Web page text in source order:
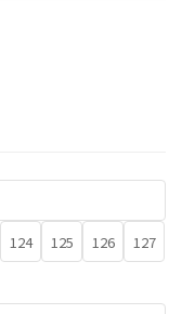
124 125 126 127